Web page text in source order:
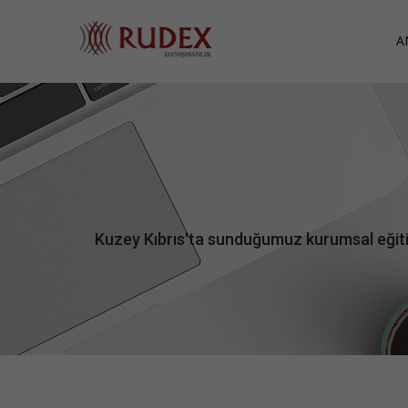
Kuzey Kıbrıs'ta sunduğumuz kurumsal